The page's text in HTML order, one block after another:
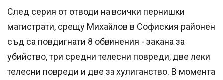
След серия от отводи на всички пернишки
магистрати, срещу Михайлов в Софиския районен
съд са повдигнати 8 обвинения - закана за
убийство, три средни телесни повреди, две леки
телесни повреди и две за хулиганство. В момента